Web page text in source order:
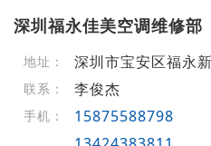
深圳福永佳美空调维修部
地址： 深圳市宝安区福永
联系： 李俊杰
手机：
15875588798